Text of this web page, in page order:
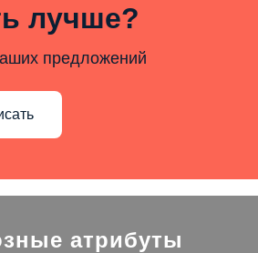
лучше?
предложений
атрибуты